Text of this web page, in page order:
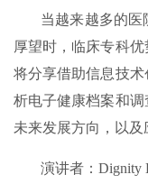
当越来越多的医
厚望时，临床专科
将分享借助信息技
析电子健康档案和
未来发展方向，以及
演讲者：Dignity